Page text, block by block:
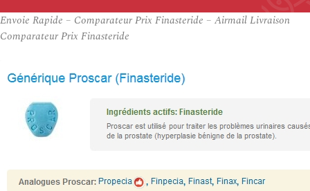
Envoie Rapide – Comparateur Prix Finasteride – Airmail Livraison
Comparateur Prix Finasteride